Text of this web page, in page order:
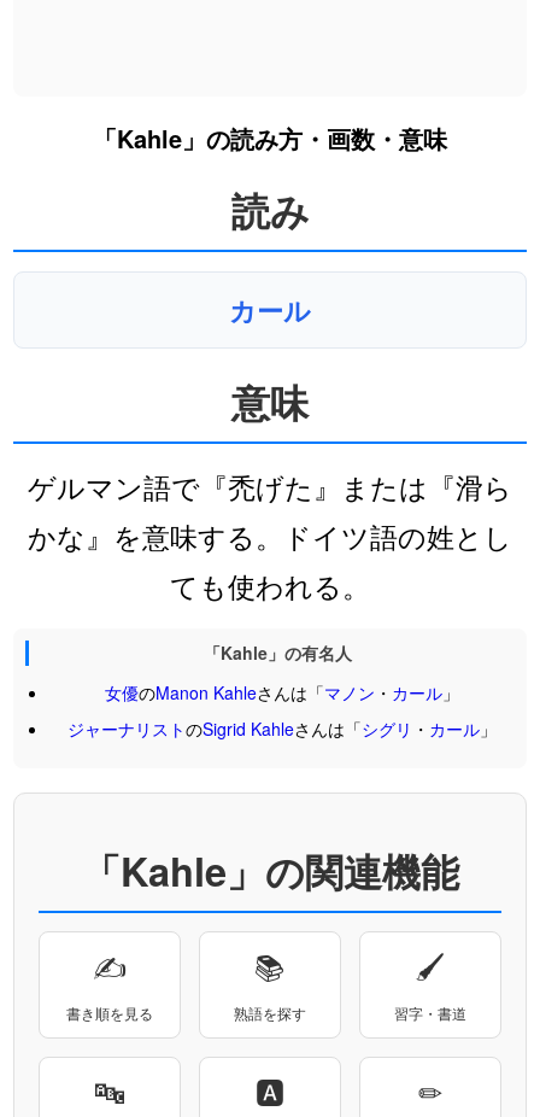
「Kahle」の読み方・画数・意味
読み
カール
意味
ゲルマン語で『禿げた』または『滑ら
かな』を意味する。ドイツ語の姓とし
ても使われる。
「Kahle」の有名人
女優のManon Kahleさんは「マノン ・ カール 」
ジャーナリストのSigrid Kahleさんは「シグリ ・ カール 」
「Kahle」の関連機能
✍
書き順を見る
📚
熟語を探す
🖌
習字・書道
🔤 🅰 ✏